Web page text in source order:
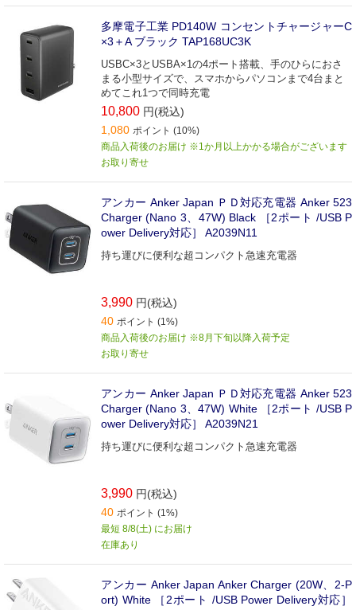
多摩電子工業 PD140W コンセントチャージャーC
×3＋A ブラック TAP168UC3K
USBC×3とUSBA×1の4ポート搭載、手のひらにおさ
まる小型サイズで、スマホからパソコンまで4台まと
めてこれ1つで同時充電
10,800 円(税込)
1,080 ポイント (10%)
商品入荷後のお届け ※1か月以上かかる場合がございます
お取り寄せ
アンカー Anker Japan ＰＤ対応充電器 Anker 523
Charger (Nano 3、47W) Black ［2ポート /USB P
ower Delivery対応］ A2039N11
持ち運びに便利な超コンパクト急速充電器
3,990 円(税込)
40 ポイント (1%)
商品入荷後のお届け ※8月下旬以降入荷予定
お取り寄せ
アンカー Anker Japan ＰＤ対応充電器 Anker 523
Charger (Nano 3、47W) White ［2ポート /USB P
ower Delivery対応］ A2039N21
持ち運びに便利な超コンパクト急速充電器
3,990 円(税込)
40 ポイント (1%)
最短 8/8(土) にお届け
在庫あり
アンカー Anker Japan Anker Charger (20W、2-P
ort) White ［2ポート /USB Power Delivery対応］